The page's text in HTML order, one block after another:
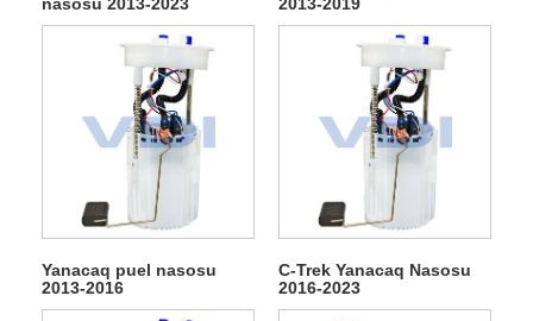
nasosu 2013-2023
2013-2019
Yanacaq puel nasosu
2013-2016
C-Trek Yanacaq Nasosu
2016-2023